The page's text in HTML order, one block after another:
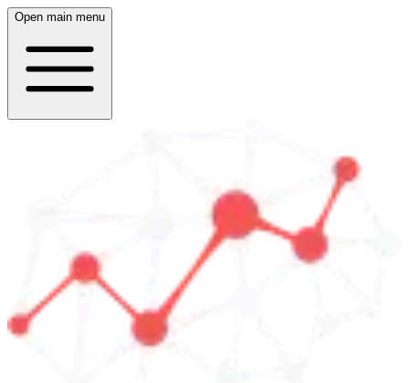
Open main menu